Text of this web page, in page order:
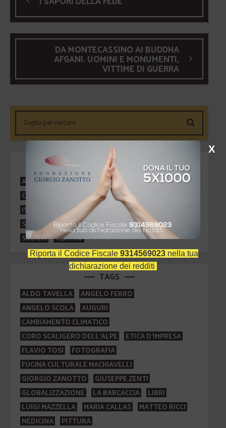
DA MONTECASSINO AI BUDDHA
AFGANI. UOMINI E MONUMENTI,
VITTIME DI GUERRA
CATEGORIE
ARTE E CULTURA ATTUALITÀ AUTORI
CINEMA
CONVEGNI
INNOVAZIONE E RICERCA
ISTRUZIONE E FORMAZIONE
MUSICA
SENZA CATEGORIA
SOLIDARIETÀ E SOCIALE
STORIA
TEATRO
TAGS
ALDO TAVELLA
ANGELO FERRO
ANGELO SCOLA
AUGURI
CAMBIAMENTO CLIMATICO
CORO SCALIGERO DELL'ALPE
ETICA D'IMPRESA
FLAVIO TOSI
FOTOGRAFIA
FUCINA CULTURALE MACHIAVELLI
GIORGIO ZANOTTO
GIUSEPPE ZENTI
GLOBALIZZAZIONE
LA BARCACCIA
LIBRI
LUIGI MAZZELLA
MARIA CALLAS
MATTEO RICCI
MEDICINA
PITTURA
Riporta il Codice Fiscale 9314569023 nella tua
dichiarazione dei redditi
X